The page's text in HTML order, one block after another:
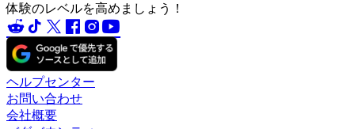
体験のレベルを高めましょう！
ヘルプセンター
お問い合わせ
会社概要